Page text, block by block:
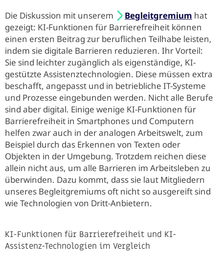
Die Diskussion mit unserem
Begleitgremium hat
gezeigt: KI-Funktionen für Barrierefreiheit können
einen ersten Beitrag zur beruflichen Teilhabe leisten,
indem sie digitale Barrieren reduzieren. Ihr Vorteil:
Sie sind leichter zugänglich als eigenständige, KI-
gestützte Assistenztechnologien. Diese müssen extra
beschafft, angepasst und in betriebliche IT-Systeme
und Prozesse eingebunden werden. Nicht alle Berufe
sind aber digital. Einige wenige KI-Funktionen für
Barrierefreiheit in Smartphones und Computern
helfen zwar auch in der analogen Arbeitswelt, zum
Beispiel durch das Erkennen von Texten oder
Objekten in der Umgebung. Trotzdem reichen diese
allein nicht aus, um alle Barrieren im Arbeitsleben zu
überwinden. Dazu kommt, dass sie laut Mitgliedern
unseres Begleitgremiums oft nicht so ausgereift sind
wie Technologien von Dritt-Anbietern.
KI-Funktionen für Barrierefreiheit und KI-
Assistenz-Technologien im Vergleich